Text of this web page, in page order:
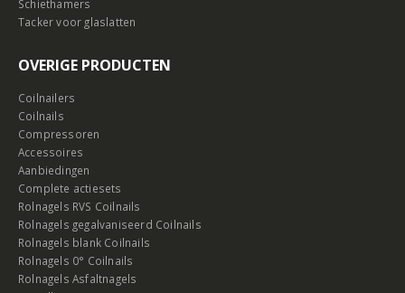
Schiethamers
Tacker voor glaslatten
OVERIGE PRODUCTEN
Coilnailers
Coilnails
Compressoren
Accessoires
Aanbiedingen
Complete actiesets
Rolnagels RVS Coilnails
Rolnagels gegalvaniseerd Coilnails
Rolnagels blank Coilnails
Rolnagels 0° Coilnails
Rolnagels Asfaltnagels